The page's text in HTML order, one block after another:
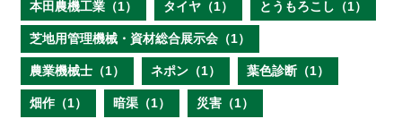
本田農機工業（1） タイヤ（1） とうもろこし（1）
芝地用管理機械・資材総合展示会（1）
農業機械士（1） ネポン（1） 葉色診断（1）
畑作（1） 暗渠（1） 災害（1）